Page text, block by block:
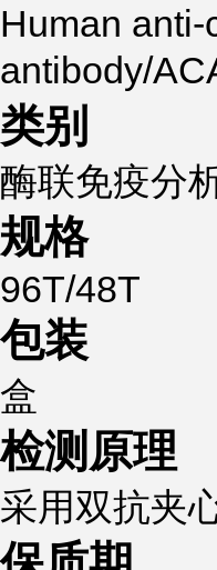
Human
antibody/
类别
酶联免疫分
规格
96T/48T
包装
盒
检测原理
采用双抗夹